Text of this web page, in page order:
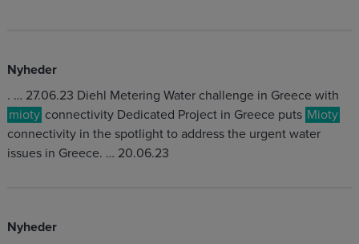
Nyheder
. … 27.06.23 Diehl Metering Water challenge in Greece with
mioty connectivity Dedicated Project in Greece puts Mioty
connectivity in the spotlight to address the urgent water
issues in Greece. … 20.06.23
Nyheder